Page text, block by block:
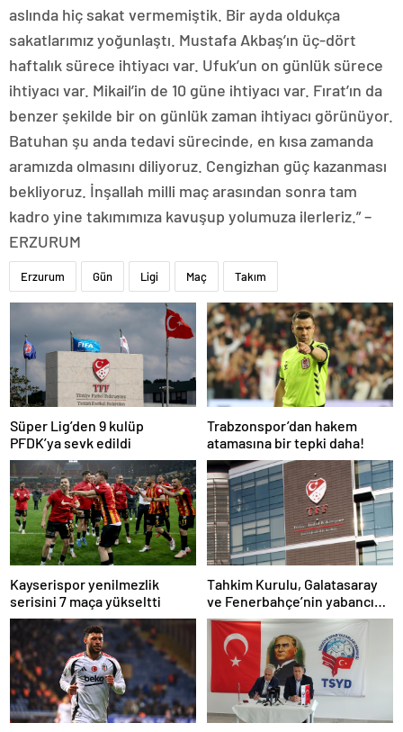
aslında hiç sakat vermemiştik. Bir ayda oldukça
sakatlarımız yoğunlaştı. Mustafa Akbaş’ın üç-dört
haftalık sürece ihtiyacı var. Ufuk’un on günlük sürece
ihtiyacı var. Mikail’in de 10 güne ihtiyacı var. Fırat’ın da
benzer şekilde bir on günlük zaman ihtiyacı görünüyor.
Batuhan şu anda tedavi sürecinde, en kısa zamanda
aramızda olmasını diliyoruz. Cengizhan güç kazanması
bekliyoruz. İnşallah milli maç arasından sonra tam
kadro yine takımımıza kavuşup yolumuza ilerleriz.” –
ERZURUM
Erzurum Gün Ligi Maç Takım
Süper Lig’den 9 kulüp
PFDK’ya sevk edildi
Trabzonspor’dan hakem
atamasına bir tepki daha!
Kayserispor yenilmezlik
serisini 7 maça yükseltti
Tahkim Kurulu, Galatasaray
ve Fenerbahçe’nin yabancı
kuralı itirazını reddetti!